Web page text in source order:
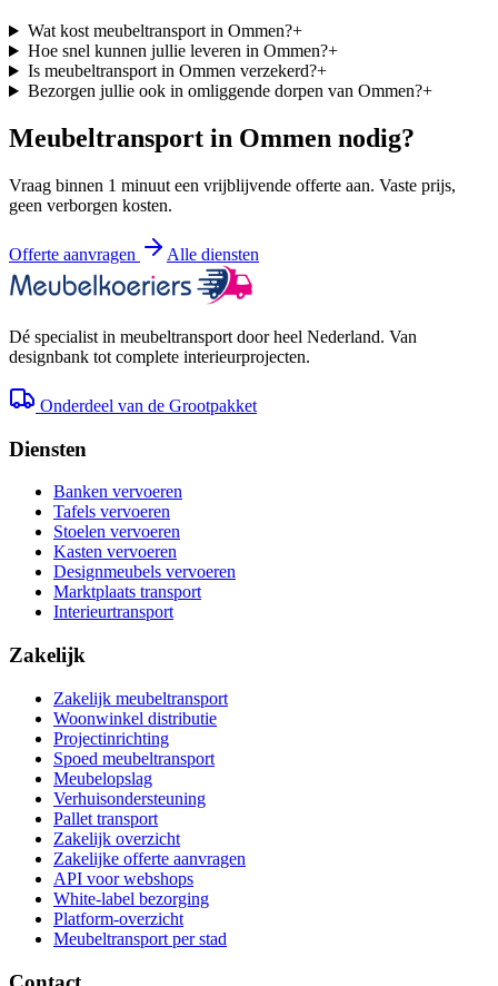
Wat kost meubeltransport in Ommen?+
Hoe snel kunnen jullie leveren in Ommen?+
Is meubeltransport in Ommen verzekerd?+
Bezorgen jullie ook in omliggende dorpen van Ommen?+
Meubeltransport in Ommen nodig?
Vraag binnen 1 minuut een vrijblijvende offerte aan. Vaste prijs,
geen verborgen kosten.
Offerte aanvragen Alle diensten
Dé specialist in meubeltransport door heel Nederland. Van
designbank tot complete interieurprojecten.
Onderdeel van de Grootpakket
Diensten
Banken vervoeren
Tafels vervoeren
Stoelen vervoeren
Kasten vervoeren
Designmeubels vervoeren
Marktplaats transport
Interieurtransport
Zakelijk
Zakelijk meubeltransport
Woonwinkel distributie
Projectinrichting
Spoed meubeltransport
Meubelopslag
Verhuisondersteuning
Pallet transport
Zakelijk overzicht
Zakelijke offerte aanvragen
API voor webshops
White-label bezorging
Platform-overzicht
Meubeltransport per stad